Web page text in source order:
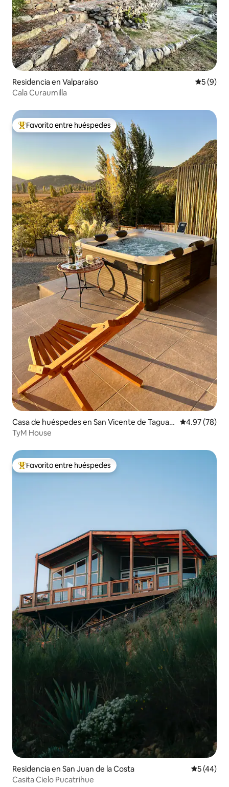
Residencia en Valparaíso
5 (9)
Cala Curaumilla
De los mejores en Favorito entre huéspedes
Favorito entre huéspedes
Casa de huéspedes en San Vicente de Tagua T
agua
Calificación
4.97 (78)
TyM House
De los mejores en Favorito entre huéspedes
Favorito entre huéspedes
Residencia en San Juan de la Costa
5 (44)
Casita Cielo Pucatrihue